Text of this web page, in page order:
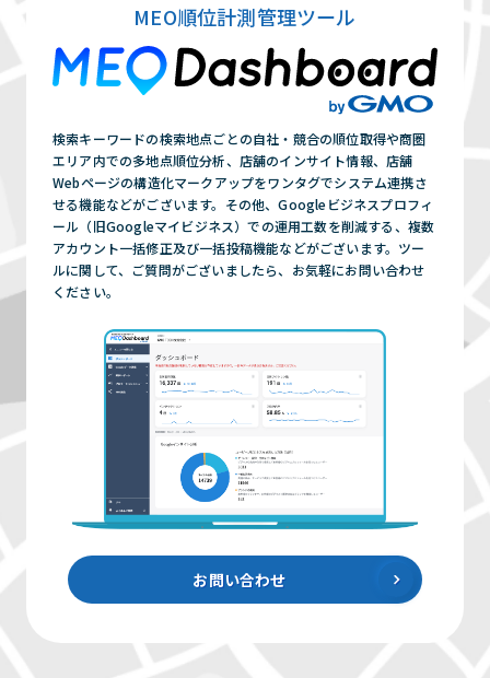
って異なります。
【属性】※飲食店限定
Googleビジネスプロフィール管理画面の「情
報」→「属性」から設定することができます。
設定するとGoogleマップの上部に「テイクア
ウト」「デリバリー」のアイコンが出るように
なり、アイコンを選択すると対応している店舗
の一覧が表示されます。
まずは相談する（無料）
ることができます。
まずは相談する（無料）
MEO順位計測管理ツール
検索キーワードの検索地点ごとの自社・競合の順位取得や商圏
エリア内での多地点順位分析、店舗のインサイト情報、店舗
Webページの構造化マークアップをワンタグでシステム連携さ
せる機能などがございます。その他、Googleビジネスプロフィ
ール（旧Googleマイビジネス）での運用工数を削減する、複数
アカウント一括修正及び一括投稿機能などがございます。ツー
ルに関して、ご質問がございましたら、お気軽にお問い合わせ
ください。
お問い合わせ